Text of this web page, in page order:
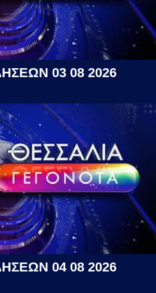
03 08 2026
04 08 2026